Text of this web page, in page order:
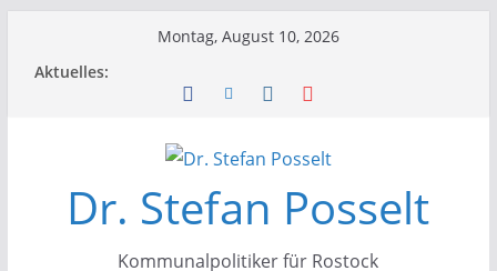
Montag, August 10, 2026
Aktuelles:
Dr. Stefan Posselt
Kommunalpolitiker für Rostock